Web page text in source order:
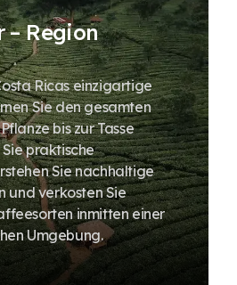
– Region
Ricas einzigartige
Sie den gesamten
bis zur Tasse
praktische
Sie nachhaltige
und verkosten Sie
inmitten einer
Umgebung.